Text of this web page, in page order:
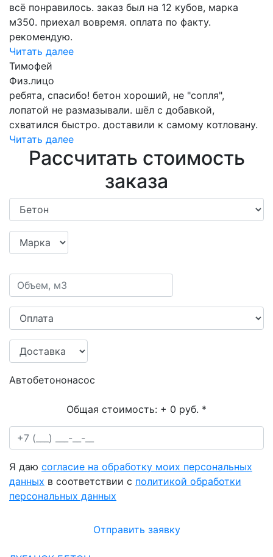
всё понравилось. заказ был на 12 кубов, марка
м350. приехал вовремя. оплата по факту.
рекомендую.
Читать далее
Тимофей
Физ.лицо
ребята, спасибо! бетон хороший, не "сопля",
лопатой не размазывали. шёл с добавкой,
схватился быстро. доставили к самому котловану.
Читать далее
Рассчитать стоимость
заказа
Автобетононасос
Общая стоимость: + 0 руб. *
Я даю согласие на обработку моих персональных
данных в соответствии с политикой обработки
персональных данных
Отправить заявку